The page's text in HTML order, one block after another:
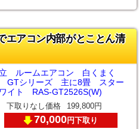
エアコン内部がとことん清
ルームエアコン 白くまく
GTシリーズ 主に8畳 スター
イト RAS-GT2526S(W)
下取りなし価格 199,800円
70,000円下取り